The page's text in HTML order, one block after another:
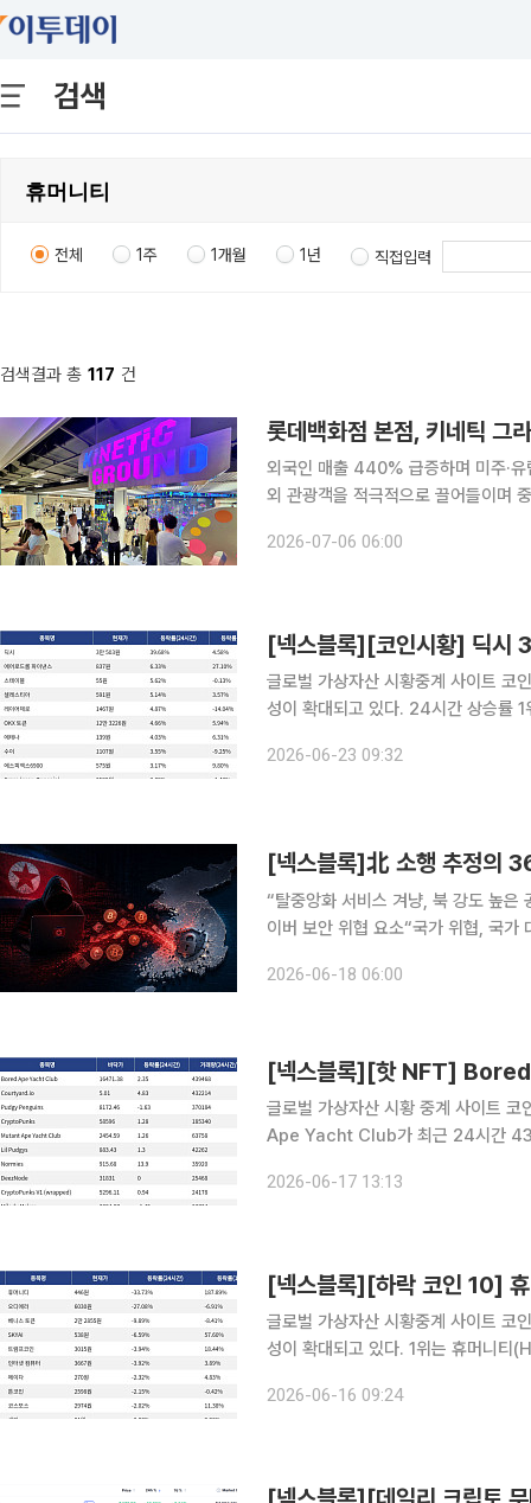
검색
전체 1주 1개월 1년 직접입력
검색결과 총 117 건
롯데백화점 본점, 키네틱 그
외국인 매출 440% 급증하며 미주·유럽 등 전 세계 고
외 관광객을 적극적으로 끌어들이며
2026-07-06 06:00
[넥스블록][코인시황] 딕시
글로벌 가상자산 시황중계 사이트 코
성이 확대되고 있다. 24시간 상승률 1위 딕시(DEXE)는 24시간 동안 39.68% 상승했으며, 7일 기
27.10% 상승했다. 3위 스테이블
2026-06-23 09:32
“탈중앙화 서비스 겨냥, 북 강도 높은
이버 보안 위협 요소“국가 위협, 국가 대응 필
국이라는 점에서 국가 정보와 디지털
2026-06-18 06:00
글로벌 가상자산 시황 중계 사이트
Ape Yacht Club가 최근 24시간 43
Courtyard.io는 24시간 거래량
2026-06-17 13:13
글로벌 가상자산 시황중계 사이트 코
성이 확대되고 있다. 1위는 휴머니티(H)로, 24시간 동안 -33.73% 하락했으며 7일 기준
-6.91% 하락했다. 3위는 베니스 토
2026-06-16 09:24